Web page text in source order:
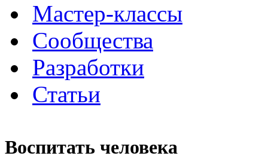
Мастер-классы
Сообщества
Разработки
Статьи
Воспитать человека